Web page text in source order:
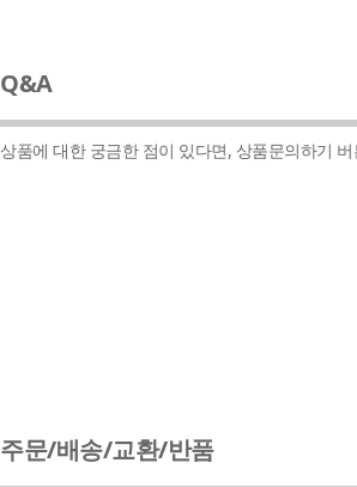
Q&A
상품에 대한 궁금한 점이 있다면, 상품문의하기
주문/배송/교환/반품